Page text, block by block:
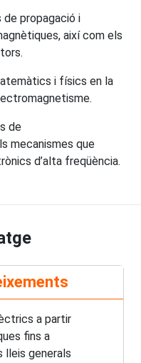
de propagació i
així com els
i físics en la
de
mecanismes que
d’alta freqüència.
a partir
fins a
lleis generals